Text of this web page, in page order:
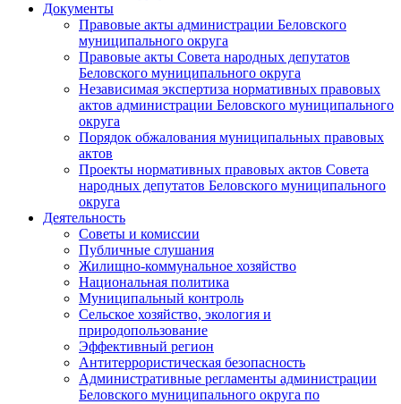
Документы
Правовые акты администрации Беловского
муниципального округа
Правовые акты Совета народных депутатов
Беловского муниципального округа
Независимая экспертиза нормативных правовых
актов администрации Беловского муниципального
округа
Порядок обжалования муниципальных правовых
актов
Проекты нормативных правовых актов Совета
народных депутатов Беловского муниципального
округа
Деятельность
Советы и комиссии
Публичные слушания
Жилищно-коммунальное хозяйство
Национальная политика
Муниципальный контроль
Сельское хозяйство, экология и
природопользование
Эффективный регион
Антитеррористическая безопасность
Административные регламенты администрации
Беловского муниципального округа по